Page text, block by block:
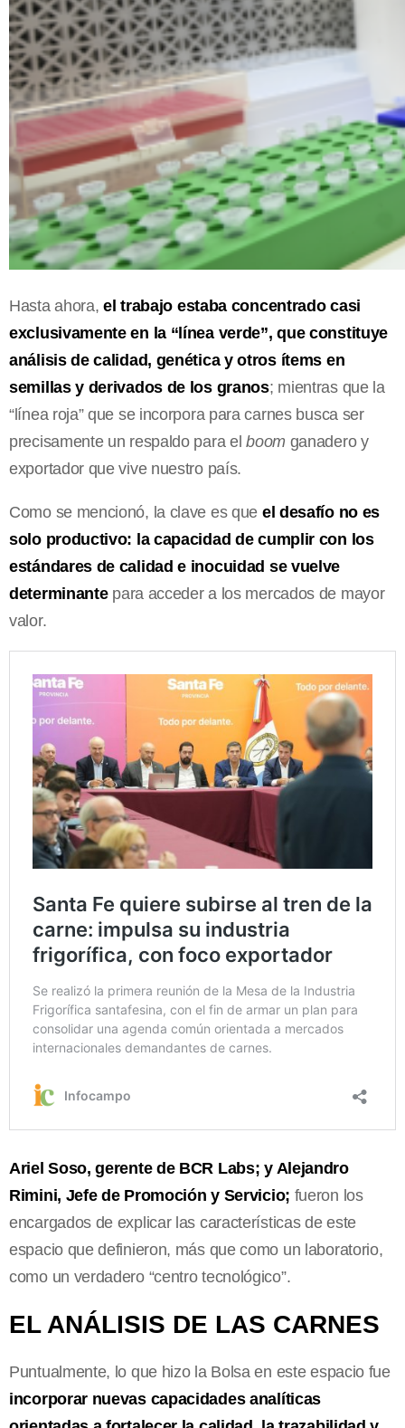
Hasta ahora,el trabajo estaba concentrado casi
exclusivamente en la “línea verde”, que constituye
análisis de calidad, genética y otros ítems en
semillas y derivados de los granos; mientras que la
“línea roja” que se incorpora para carnes busca ser
precisamente un respaldo para elboom ganadero y
exportador que vive nuestro país.
Como se mencionó, la clave es que el desafío no es
solo productivo: la capacidad de cumplir con los
estándares de calidad e inocuidad se vuelve
determinantepara acceder a los mercados de mayor
valor.
Ariel Soso, gerente de BCR Labs; y Alejandro
Rimini, Jefe de Promoción y Servicio; fueron los
encargados de explicar las características de este
espacio que definieron, más que como un laboratorio,
como un verdadero “centro tecnológico”.
EL ANÁLISIS DE LAS CARNES
Puntualmente, lo que hizo la Bolsa en este espacio fue
incorporar nuevas capacidades analíticas